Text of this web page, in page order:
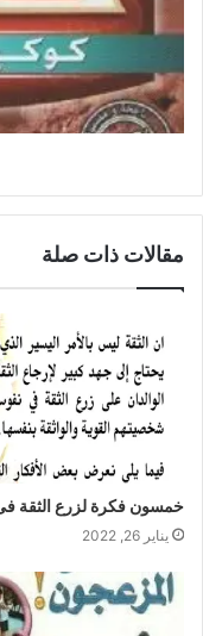
مقالات ذات صلة
خمسون فكرة لزرع الثقة
يناير 26, 2022